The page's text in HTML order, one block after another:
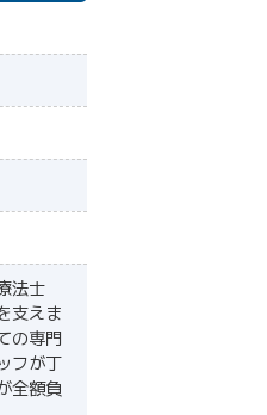
法士
支えま
の専門
フが丁
全額負